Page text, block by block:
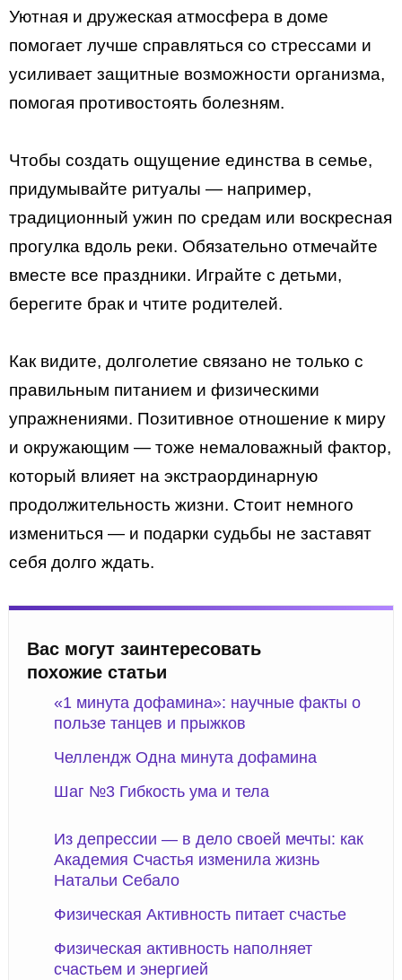
Уютная и дружеская атмосфера в доме
помогает лучше справляться со стрессами и
усиливает защитные возможности организма,
помогая противостоять болезням.
Чтобы создать ощущение единства в семье,
придумывайте ритуалы — например,
традиционный ужин по средам или воскресная
прогулка вдоль реки. Обязательно отмечайте
вместе все праздники. Играйте с детьми,
берегите брак и чтите родителей.
Как видите, долголетие связано не только с
правильным питанием и физическими
упражнениями. Позитивное отношение к миру
и окружающим — тоже немаловажный фактор,
который влияет на экстраординарную
продолжительность жизни. Стоит немного
измениться — и подарки судьбы не заставят
себя долго ждать.
Вас могут заинтересовать
похожие статьи
«1 минута дофамина»: научные факты о
пользе танцев и прыжков
Челлендж Одна минута дофамина
Шаг №3 Гибкость ума и тела
Из депрессии — в дело своей мечты: как
Академия Счастья изменила жизнь
Натальи Себало
Физическая Активность питает счастье
Физическая активность наполняет
счастьем и энергией